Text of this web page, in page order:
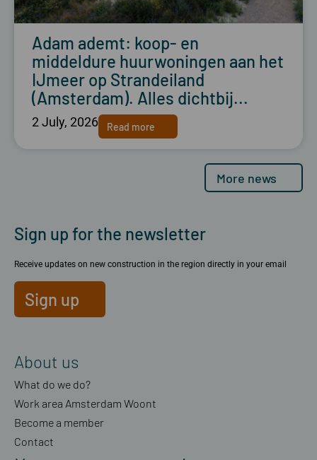
Adam ademt: koop- en
middeldure huurwoningen aan het
IJmeer op Strandeiland
(Amsterdam). Alles dichtbij...
2 July, 2026 Read more
More news
Sign up for the newsletter
Receive updates on new construction in the region directly in your email
Sign up
About us
What do we do?
Work area Amsterdam Woont
Become a member
Contact